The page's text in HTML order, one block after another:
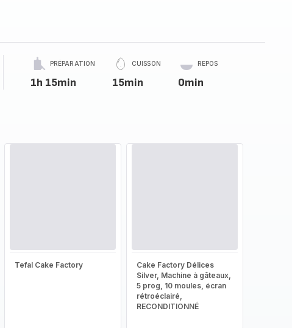
PRÉPARATION
1h 15min
CUISSON
15min
REPOS
0min
Tefal Cake Factory
Cake Factory Délices
Silver, Machine à gâteaux,
5 prog, 10 moules, écran
rétroéclairé,
RECONDITIONNÉ